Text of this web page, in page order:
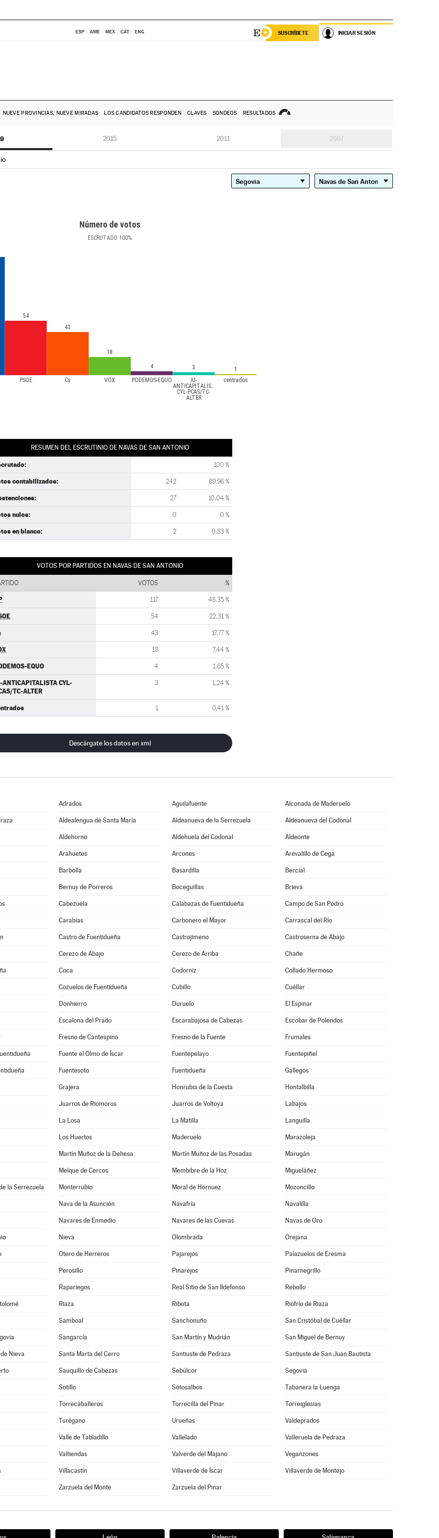
ESP AME MEX CAT ENG SUSCRÍBETE INICIAR SESIÓN
NUEVE PROVINCIAS, NUEVE MIRADAS LOS CANDIDATOS RESPONDEN CLAVES SONDEOS RESULTADOS
2015 2011 2007
Número de votos
ESCRUTADO 100%
PSOE Cs VOX PODEMOS-EQUO
IU-
ANTICAPITALISTA
CYL-PCAS/TC-
ALTER
centrados
54
43
18
4 3 1
RESUMEN DEL ESCRUTINIO DE NAVAS DE SAN ANTONIO
100 %
contabilizados: 242 89,96 %
27 10,04 %
nulos: 0 0 %
en blanco: 2 0,83 %
VOTOS POR PARTIDOS EN NAVAS DE SAN ANTONIO
VOTOS %
117 48,35 %
54 22,31 %
43 17,77 %
18 7,44 %
EQUO 4 1,65 %
ANTICAPITALISTA CYL-
TC-ALTER
3 1,24 %
1 0,41 %
Descárgate los datos en xml
Adrados Aguilafuente Alconada de Maderuelo
Aldealengua de Santa María Aldeanueva de la Serrezuela Aldeanueva del Codonal
Aldehorno Aldehuela del Codonal Aldeonte
Arahuetes Arcones Arevalillo de Cega
Barbolla Basardilla Bercial
Bernuy de Porreros Boceguillas Brieva
Cabezuela Calabazas de Fuentidueña Campo de San Pedro
Carabias Carbonero el Mayor Carrascal del Río
Castro de Fuentidueña Castrojimeno Castroserna de Abajo
Cerezo de Abajo Cerezo de Arriba Chañe
Coca Codorniz Collado Hermoso
Cozuelos de Fuentidueña Cubillo Cuéllar
Donhierro Duruelo El Espinar
Escalona del Prado Escarabajosa de Cabezas Escobar de Polendos
Fresno de Cantespino Fresno de la Fuente Frumales
Fuente el Olmo de Íscar Fuentepelayo Fuentepiñel
Fuentesoto Fuentidueña Gallegos
Grajera Honrubia de la Cuesta Hontalbilla
Juarros de Riomoros Juarros de Voltoya Labajos
La Losa La Matilla Languilla
Los Huertos Maderuelo Marazoleja
Martín Muñoz de la Dehesa Martín Muñoz de las Posadas Marugán
Melque de Cercos Membibre de la Hoz Migueláñez
la Serrezuela Monterrubio Moral de Hornuez Mozoncillo
Nava de la Asunción Navafría Navalilla
Navares de Enmedio Navares de las Cuevas Navas de Oro
Nieva Olombrada Orejana
Otero de Herreros Pajarejos Palazuelos de Eresma
Perosillo Pinarejos Pinarnegrillo
Rapariegos Real Sitio de San Ildefonso Rebollo
Riaza Ribota Riofrío de Riaza
Samboal Sanchonuño San Cristóbal de Cuéllar
Sangarcía San Martín y Mudrián San Miguel de Bernuy
Nieva Santa Marta del Cerro Santiuste de Pedraza Santiuste de San Juan Bautista
Sauquillo de Cabezas Sebúlcor Segovia
Sotillo Sotosalbos Tabanera la Luenga
Torrecaballeros Torrecilla del Pinar Torreiglesias
Turégano Urueñas Valdeprados
Valle de Tabladillo Vallelado Valleruela de Pedraza
Valtiendas Valverde del Majano Veganzones
Villacastín Villaverde de Íscar Villaverde de Montejo
Zarzuela del Monte Zarzuela del Pinar